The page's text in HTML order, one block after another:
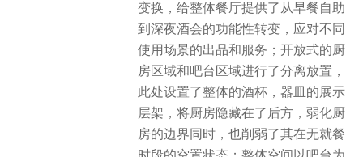
变换，给整体餐厅提供了从早餐自助
到深夜酒会的功能性转变，应对不同
使用场景的出品和服务；开放式的厨
房区域和吧台区域进行了分离放置，
此处设置了整体的酒杯，器皿的展示
层架，将厨房隐藏在了后方，弱化厨
房的边界同时，也削弱了其在无就餐